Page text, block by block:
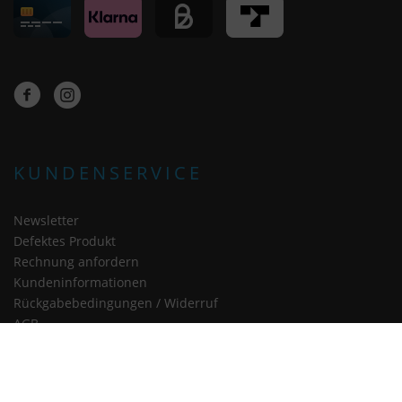
KUNDENSERVICE
Newsletter
Defektes Produkt
Rechnung anfordern
Kundeninformationen
Rückgabebedingungen / Widerruf
AGB